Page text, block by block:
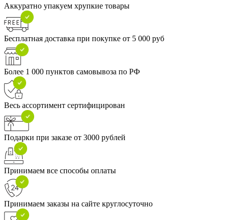
Аккуратно упакуем хрупкие товары
Бесплатная доставка при покупке от 5 000 руб
Более 1 000 пунктов самовывоза по РФ
Весь ассортимент сертифицирован
Подарки при заказе от 3000 рублей
Принимаем все способы оплаты
Принимаем заказы на сайте круглосуточно